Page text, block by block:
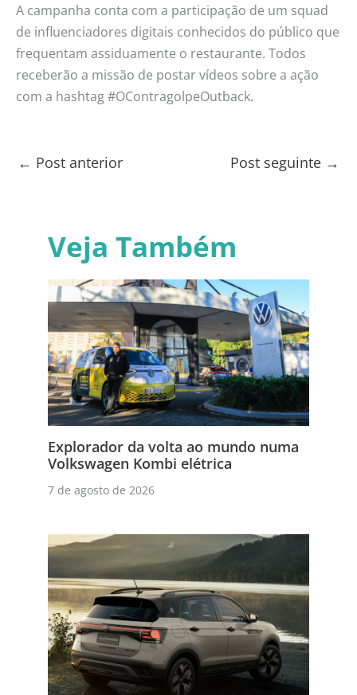
A campanha conta com a participação de um squad
de influenciadores digitais conhecidos do público que
frequentam assiduamente o restaurante. Todos
receberão a missão de postar vídeos sobre a ação
com a hashtag #OContragolpeOutback.
← Post anterior Post seguinte →
Veja Também
Explorador da volta ao mundo numa
Volkswagen Kombi elétrica
7 de agosto de 2026